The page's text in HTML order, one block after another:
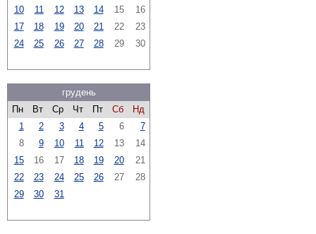
10
11 12 13 14 15
16
17
18 19 20 21 22
23
24
25 26 27 28 29 30
грудень
Пн
Вт Ср Чт Пт Сб
Нд
1
2 3 4 5 6
7
8
9 10 11 12 13
14
15
16 17 18 19 20
21
22
23 24 25 26 27
28
29
30 31